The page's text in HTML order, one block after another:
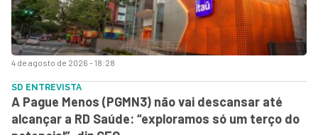
4 de agosto de 2026 - 18:28
SD ENTREVISTA
A Pague Menos (PGMN3) não vai descansar até
alcançar a RD Saúde: “exploramos só um terço do